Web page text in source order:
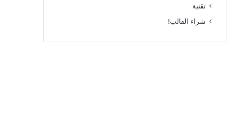
تقنية
شراء القالب!